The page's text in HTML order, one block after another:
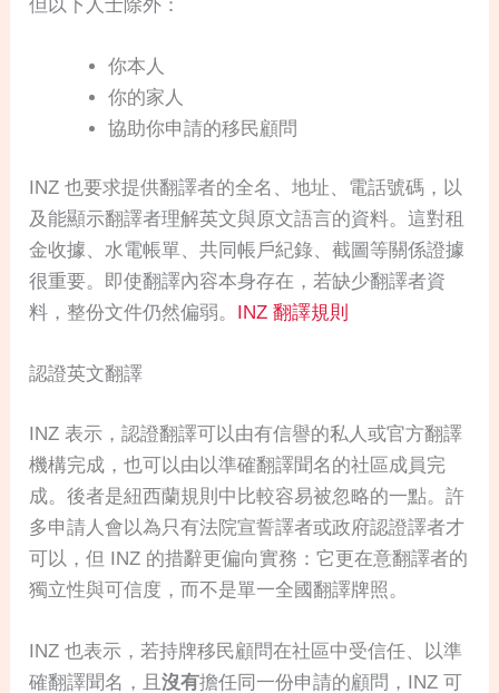
但以下人士除外：
你本人
你的家人
協助你申請的移民顧問
INZ 也要求提供翻譯者的全名、地址、電話號碼，以
及能顯示翻譯者理解英文與原文語言的資料。這對租
金收據、水電帳單、共同帳戶紀錄、截圖等關係證據
很重要。即使翻譯內容本身存在，若缺少翻譯者資
料，整份文件仍然偏弱。
INZ 翻譯規則
認證英文翻譯
INZ 表示，認證翻譯可以由有信譽的私人或官方翻譯
機構完成，也可以由以準確翻譯聞名的社區成員完
成。後者是紐西蘭規則中比較容易被忽略的一點。許
多申請人會以為只有法院宣誓譯者或政府認證譯者才
可以，但 INZ 的措辭更偏向實務：它更在意翻譯者的
獨立性與可信度，而不是單一全國翻譯牌照。
INZ 也表示，若持牌移民顧問在社區中受信任、以準
確翻譯聞名，且沒有擔任同一份申請的顧問，INZ 可